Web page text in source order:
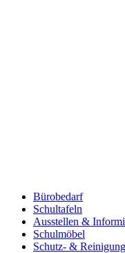
Bürobedarf
Schultafeln
Ausstellen &
Schulmöbel
Schutz- &